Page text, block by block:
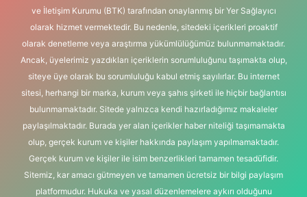
ve İletişim Kurumu (BTK) tarafından onaylanmış bir Yer Sağlayıcı
olarak hizmet vermektedir. Bu nedenle, sitedeki içerikleri proaktif
olarak denetleme veya araştırma yükümlülüğümüz bulunmamaktadır.
Ancak, üyelerimiz yazdıkları içeriklerin sorumluluğunu taşımakta olup,
siteye üye olarak bu sorumluluğu kabul etmiş sayılırlar. Bu internet
sitesi, herhangi bir marka, kurum veya şahıs şirketi ile hiçbir bağlantısı
bulunmamaktadır. Sitede yalnızca kendi hazırladığımız makaleler
paylaşılmaktadır. Burada yer alan içerikler haber niteliği taşımamakta
olup, gerçek kurum ve kişiler hakkında paylaşım yapılmamaktadır.
Gerçek kurum ve kişiler ile isim benzerlikleri tamamen tesadüfidir.
Sitemiz, kar amacı gütmeyen ve tamamen ücretsiz bir bilgi paylaşım
platformudur. Hukuka ve yasal düzenlemelere aykırı olduğunu